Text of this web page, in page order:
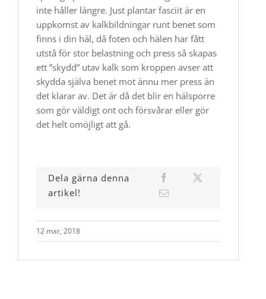
inte håller längre. Just plantar fasciit är en
uppkomst av kalkbildningar runt benet som
finns i din häl, då foten och hälen har fått
utstå för stor belastning och press så skapas
ett ”skydd” utav kalk som kroppen avser att
skydda själva benet mot ännu mer press än
det klarar av. Det är då det blir en hälsporre
som gör väldigt ont och försvårar eller gör
det helt omöjligt att gå.
Dela gärna denna
artikel!
12 mar, 2018